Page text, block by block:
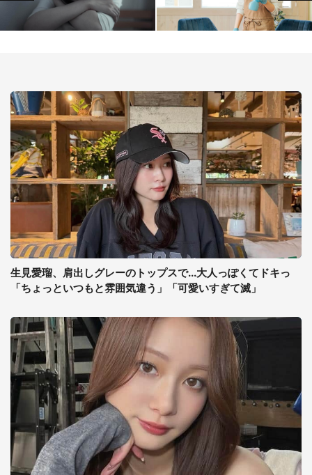
生見愛瑠、肩出しグレーのトップスで...大人っぽくてドキっ
「ちょっといつもと雰囲気違う」「可愛いすぎて滅」